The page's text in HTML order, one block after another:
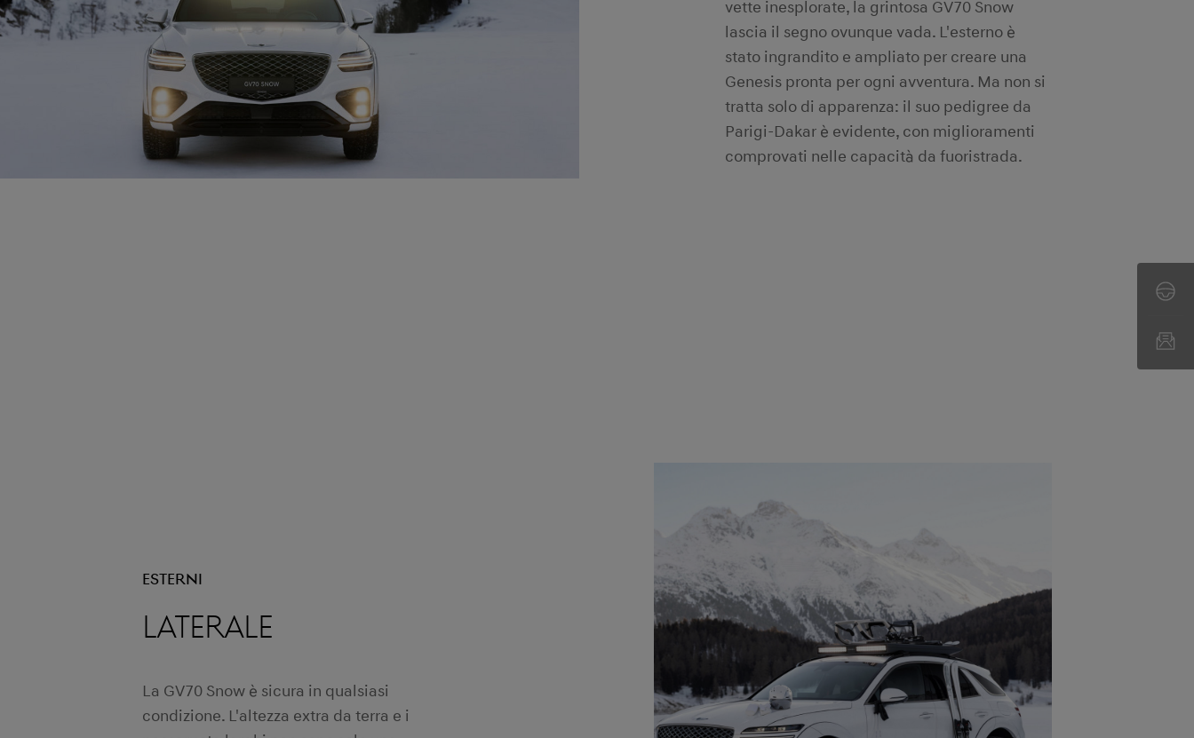
vette inesplorate, la grintosa GV70 Snow
lascia il segno ovunque vada. L'esterno è
stato ingrandito e ampliato per creare una
Genesis pronta per ogni avventura. Ma non si
tratta solo di apparenza: il suo pedigree da
Parigi-Dakar è evidente, con miglioramenti
comprovati nelle capacità da fuoristrada.
Esterni
Laterale
La GV70 Snow è sicura in qualsiasi
condizione. L'altezza extra da terra e i